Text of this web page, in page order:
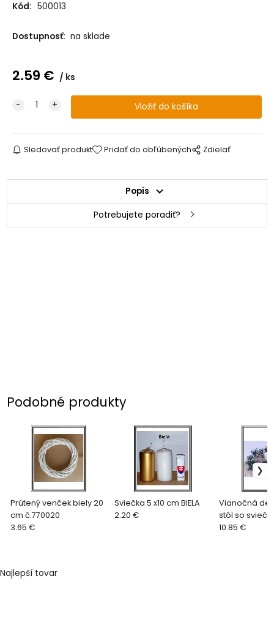
Kód: 500013
Dostupnosť: na sklade
2.59 € ks
Sledovať produkt Pridať do obľúbených Zdielať
Popis
Potrebujete poradiť?
Podobné produkty
Prútený venček biely 20
cm č.770020
3.65 €
Sviečka 5 x10 cm BIELA
2.20 €
Vianočná
stôl so
10.85 €
Najlepší tovar